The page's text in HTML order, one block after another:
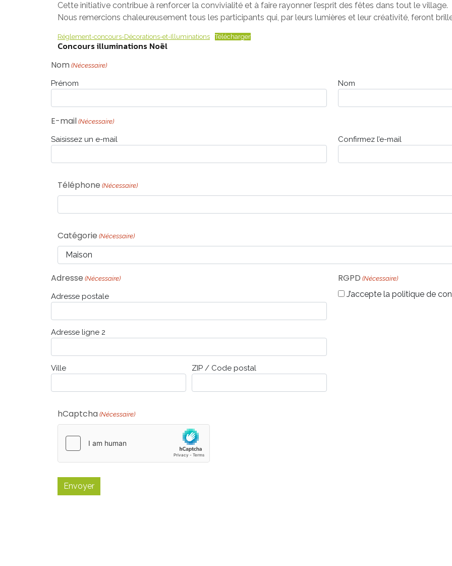
Cette initiative contribue à renforcer la convivialité et à faire rayonner l’esprit des fêtes dans tout le village.
Nous remercions chaleureusement tous les participants qui, par leurs lumières et leur créativité, feront
Réglement-concours-Décorations-et-Illuminations Télécharger
Concours illuminations Noël
Nom (Nécessaire)
Prénom Nom
E-mail (Nécessaire)
Saisissez un e-mail Confirmez l’e-mail
Téléphone (Nécessaire)
Catégorie (Nécessaire)
Adresse (Nécessaire)
Adresse postale
Adresse ligne 2
Ville ZIP / Code postal
RGPD (Nécessaire)
J’accepte la politique de
hCaptcha (Nécessaire)